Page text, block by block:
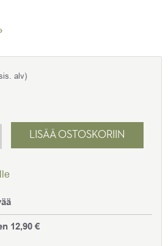
€.
alv)
Ubbink SolarMax 600 määrä
LISÄÄ OSTOSKORIIN
12,90 €